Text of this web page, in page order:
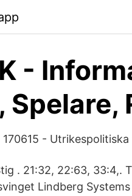
-
Spelare,
-
. 21:32, 22:63, 33:4,.
Lindberg